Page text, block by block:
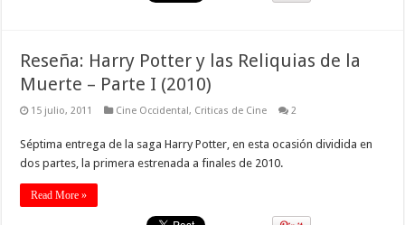
Reseña: Harry Potter y las Reliquias de la
Muerte – Parte I (2010)
15 julio, 2011 Cine Occidental, Criticas de Cine 2
Séptima entrega de la saga Harry Potter, en esta ocasión dividida en
dos partes, la primera estrenada a finales de 2010.
Read More »